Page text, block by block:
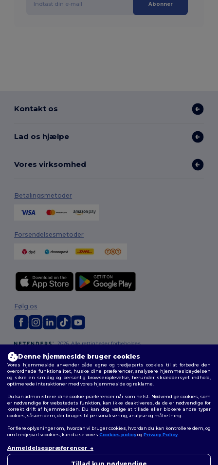
Abonner
Kontakt os
Lad os hjælpe
Vores virksomhed
Betalingsmetoder
Forsendelsesmetoder
2026. Alle rettigheder forbeholdes
Vilkår og Betingelser
Tilpasset politik Fortrolighedspolitik
cookies|Sitemap
Følg os
Denne hjemmeside bruger cookies
Vores hjemmeside anvender både egne og tredjeparts cookies til at forbedre den
overordnede funktionalitet, huske dine præferencer, analysere hjemmesideydelsen
og sikre en smidig og personlig browseroplevelse, herunder skræddersyet indhold,
optimerede interaktioner med vores hjemmeside og reklame.
Du kan administrere dine cookie-præferencer når som helst. Nødvendige cookies, som
er nødvendige for webstedets funktion, kan ikke deaktiveres, da de er nødvendige for
korrekt drift af hjemmesiden. Du kan dog vælge at tillade eller blokere andre typer
cookies, såsom dem, der bruges til personalisering, analyse og målretning.
For flere oplysninger om, hvordan vi bruger cookies, hvordan du kan kontrollere dem, og
om tredjepartscookies, kan du se vores Cookies policyog Privacy Policy.
Anmeldelsespræferencer
Tillad kun nødvendige